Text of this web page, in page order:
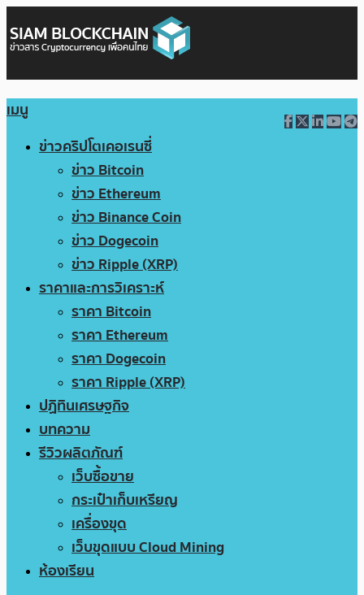
เมนู
ข่าวคริปโตเคอเรนซี่
ข่าว Bitcoin
ข่าว Ethereum
ข่าว Binance Coin
ข่าว Dogecoin
ข่าว Ripple (XRP)
ราคาและการวิเคราะห์
ราคา Bitcoin
ราคา Ethereum
ราคา Dogecoin
ราคา Ripple (XRP)
ปฏิทินเศรษฐกิจ
บทความ
รีวิวผลิตภัณฑ์
เว็บซื้อขาย
กระเป๋าเก็บเหรียญ
เครื่องขุด
เว็บขุดแบบ Cloud Mining
ห้องเรียน